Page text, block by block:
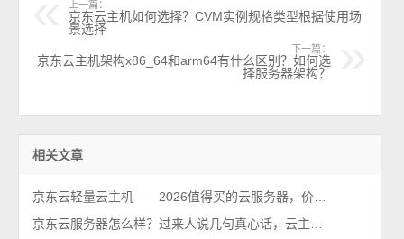
上一篇：
京东云主机如何选择？CVM实例规格类型根据使用场
景选择
下一篇：
京东云主机架构x86_64和arm64有什么区别？如何选
择服务器架构？
相关文章